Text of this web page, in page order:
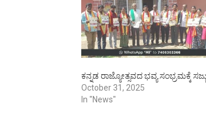
ಕನ್ನಡ ರಾಜ್ಯೋತ್ಸವದ ಭವ್ಯ ಸಂಭ್ರಮಕ್ಕೆ
October 31, 2025
In "News"